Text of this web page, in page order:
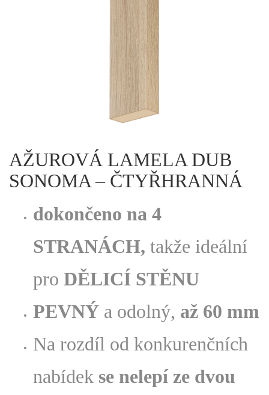
AŽUROVÁ LAMELA DUB
SONOMA – ČTYŘHRANNÁ
dokončeno na 4
STRANÁCH, takže ideální
pro DĚLICÍ STĚNU
PEVNÝ a odolný, až 60 mm
Na rozdíl od konkurenčních
nabídek se nelepí ze dvou